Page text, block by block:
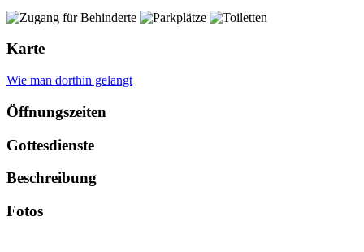
Karte
Wie man dorthin gelangt
Öffnungszeiten
Gottesdienste
Beschreibung
Fotos